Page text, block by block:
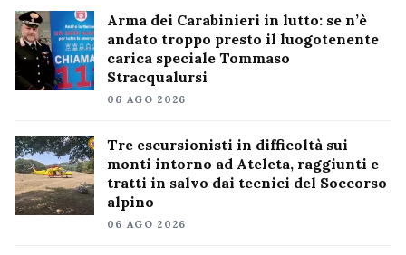
Arma dei Carabinieri in lutto: se n’è
andato troppo presto il luogotenente
carica speciale Tommaso
Stracqualursi
06 AGO 2026
Tre escursionisti in difficoltà sui
monti intorno ad Ateleta, raggiunti e
tratti in salvo dai tecnici del Soccorso
alpino
06 AGO 2026